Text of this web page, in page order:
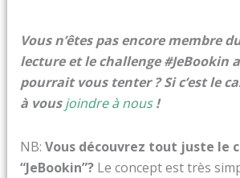
Vous n’êtes pas encore membre
lecture et le challenge #JeBookin
pourrait vous tenter ? Si c’est le
à vous joindre à nous !
NB: Vous découvrez tout juste le
“JeBookin”?Le concept est très